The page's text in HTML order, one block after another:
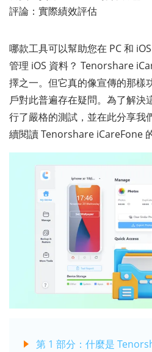
評論：實際績效評估
哪款工具可以幫助您在 PC 和
管理 iOS 資料？ Tenorshare
擇之一。但它真的像宣傳的那樣
戶對此普遍存在疑問。為了解決
行了嚴格的測試，並在此分享我
續閱讀 Tenorshare iCareFone 的
第 1 部分：什麼是